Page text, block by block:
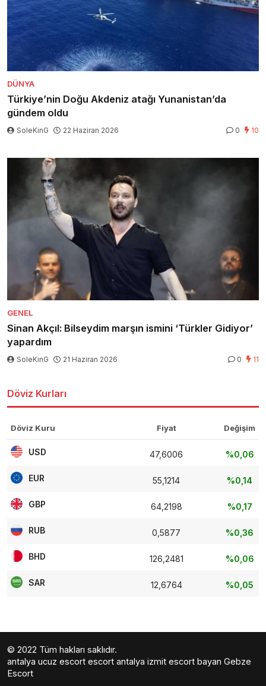
DÜNYA
Türkiye’nin Doğu Akdeniz atağı Yunanistan’da
gündem oldu
SoleKinG 22 Haziran 2026 0 10
GENEL
Sinan Akçıl: Bilseydim marşın ismini ‘Türkler Gidiyor’
yapardım
SoleKinG 21 Haziran 2026 0 11
Döviz Kurları
Döviz Kuru Fiyat Değişim
USD 47,6006 %0,06
EUR 55,1214 %0,14
GBP 64,2198 %0,17
RUB 0,5877 %0,36
BHD 126,2481 %0,06
SAR 12,6764 %0,05
© 2022 Tüm hakları saklıdır.
antalya ucuz escort escort antalya izmit escort bayan Gebze
Escort